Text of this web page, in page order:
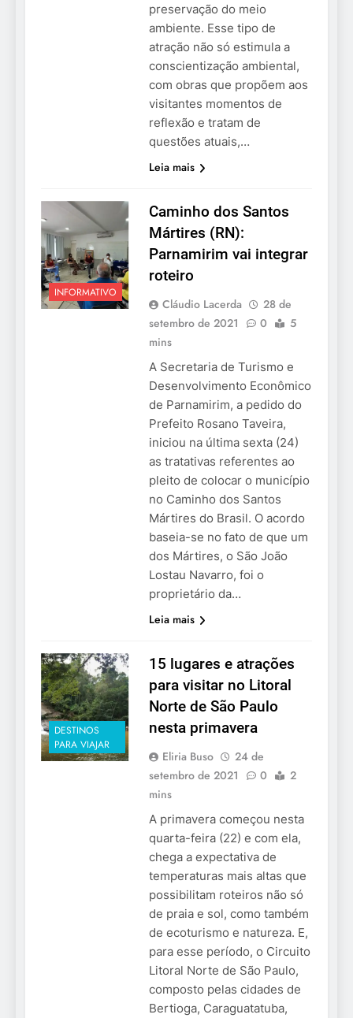
preservação do meio
ambiente. Esse tipo de
atração não só estimula a
conscientização ambiental,
com obras que propõem aos
visitantes momentos de
reflexão e tratam de
questões atuais,…
Leia mais
INFORMATIVO
Caminho dos Santos
Mártires (RN):
Parnamirim vai integrar
roteiro
Cláudio Lacerda
28 de
setembro de 2021
0
5
mins
A Secretaria de Turismo e
Desenvolvimento Econômico
de Parnamirim, a pedido do
Prefeito Rosano Taveira,
iniciou na última sexta (24)
as tratativas referentes ao
pleito de colocar o município
no Caminho dos Santos
Mártires do Brasil. O acordo
baseia-se no fato de que um
dos Mártires, o São João
Lostau Navarro, foi o
proprietário da…
Leia mais
DESTINOS
PARA VIAJAR
15 lugares e atrações
para visitar no Litoral
Norte de São Paulo
nesta primavera
Eliria Buso
24 de
setembro de 2021
0
2
mins
A primavera começou nesta
quarta-feira (22) e com ela,
chega a expectativa de
temperaturas mais altas que
possibilitam roteiros não só
de praia e sol, como também
de ecoturismo e natureza. E,
para esse período, o Circuito
Litoral Norte de São Paulo,
composto pelas cidades de
Bertioga, Caraguatatuba,